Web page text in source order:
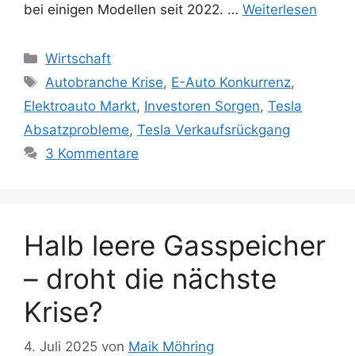
bei einigen Modellen seit 2022. … Weiterlesen
Kategorien
Wirtschaft
Schlagwörter
Autobranche Krise, E-Auto Konkurrenz,
Elektroauto Markt, Investoren Sorgen, Tesla
Absatzprobleme, Tesla Verkaufsrückgang
3 Kommentare
Halb leere Gasspeicher
– droht die nächste
Krise?
4. Juli 2025 von Maik Möhring